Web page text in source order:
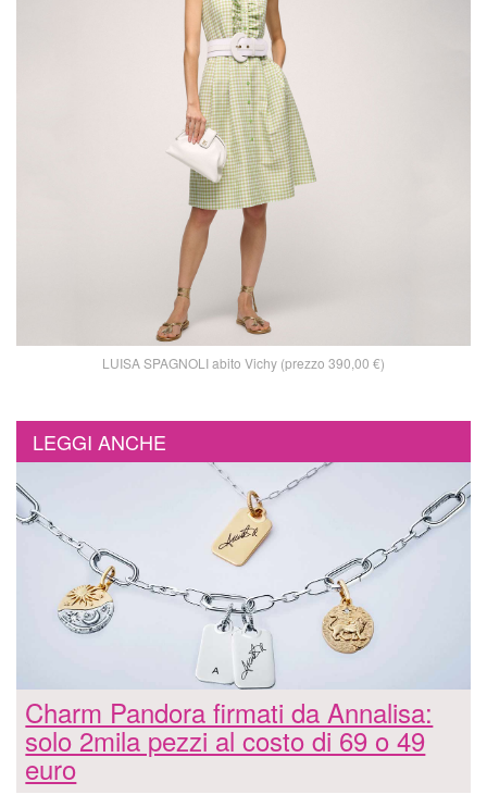
LUISA SPAGNOLI abito Vichy (prezzo 390,00 €)
LEGGI ANCHE
Charm Pandora firmati da Annalisa:
solo 2mila pezzi al costo di 69 o 49
euro